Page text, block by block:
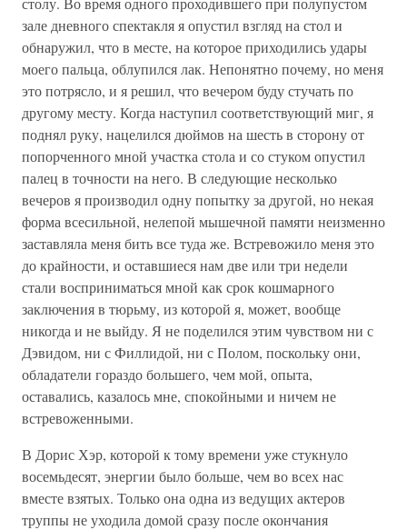
зале дневного спектакля я опустил взгляд на стол и
обнаружил, что в месте, на которое приходились удары
моего пальца, облупился лак. Непонятно почему, но меня
это потрясло, и я решил, что вечером буду стучать по
другому месту. Когда наступил соответствующий миг, я
поднял руку, нацелился дюймов на шесть в сторону от
попорченного мной участка стола и со стуком опустил
палец в точности на него. В следующие несколько
вечеров я производил одну попытку за другой, но некая
форма всесильной, нелепой мышечной памяти неизменно
заставляла меня бить все туда же. Встревожило меня это
до крайности, и оставшиеся нам две или три недели
стали восприниматься мной как срок кошмарного
заключения в тюрьму, из которой я, может, вообще
никогда и не выйду. Я не поделился этим чувством ни с
Дэвидом, ни с Филлидой, ни с Полом, поскольку они,
обладатели гораздо большего, чем мой, опыта,
оставались, казалось мне, спокойными и ничем не
встревоженными.
В Дорис Хэр, которой к тому времени уже стукнуло
восемьдесят, энергии было больше, чем во всех нас
вместе взятых. Только она одна из ведущих актеров
труппы не уходила домой сразу после окончания